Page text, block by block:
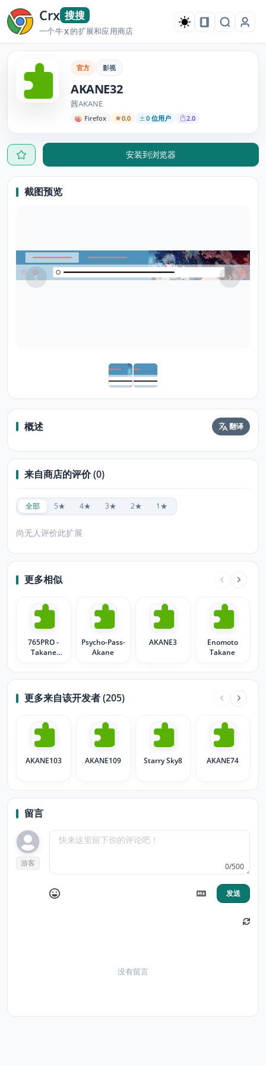
Crx 搜搜
一个牛X的扩展和应用商店
官方 影视
AKANE32
茜AKANE
Firefox 0.0 0 位用户 2.0
安装到浏览器
截图预览
概述 翻译
来自商店的评价 (0)
全部 5★ 4★ 3★ 2★ 1★
尚无人评价此扩展
更多相似
765PRO -
Takane
Psycho-Pass-
Akane
AKANE3
Enomoto
Takane
更多来自该开发者 (205)
AKANE103 AKANE109 Starry Sky8 AKANE74
留言
游客 0/500
发送
没有留言